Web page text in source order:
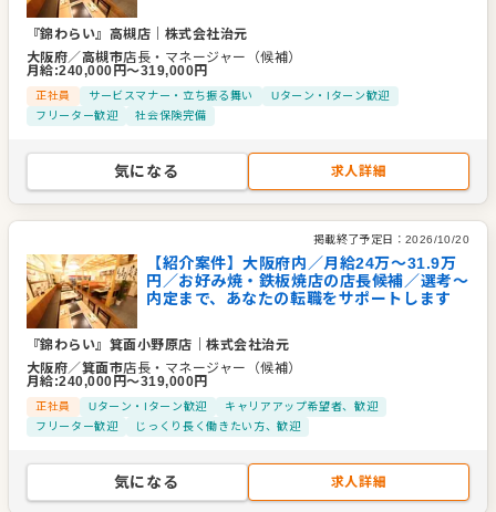
『錦わらい』高槻店
株式会社治元
大阪府／高槻市店長・マネージャー（候補）
月給:240,000 円〜319,000円
正社員 サービスマナー・立ち振る舞い
Uターン・Iターン歓迎
フリーター歓迎
社会保険完備
気になる 求人詳細
掲載終了予定日： 2026/10/20
【紹介案件】大阪府内／月給24万〜31.9万
円／お好み焼・鉄板焼店の店長候補／選考～
内定まで、あなたの転職をサポートします
『錦わらい』箕面小野原店 ｜株式会社治元
大阪府／箕面市店長・マネージャー（候補）
月給:240,000 円〜319,000円
正社員 Uターン・Iターン歓迎
キャリアアップ希望者、歓迎
フリーター歓迎
じっくり長く働きたい方、歓迎
気になる 求人詳細